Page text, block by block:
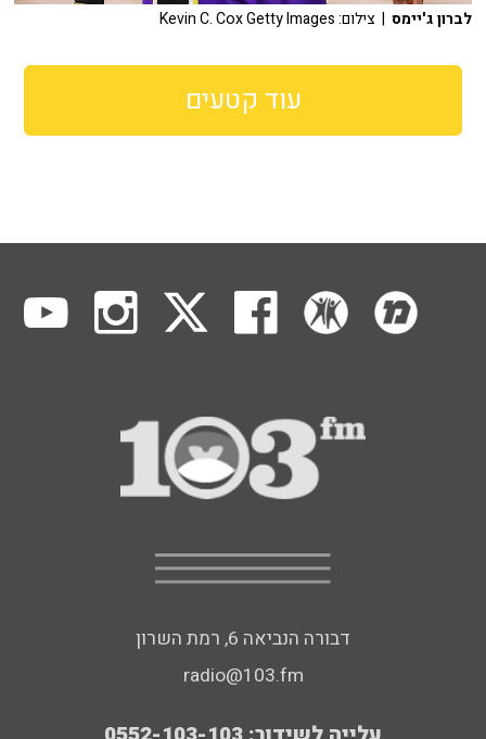
לברון ג'יימס | צילום: Kevin C. Cox Getty Images
עוד קטעים
דבורה הנביאה 6, רמת השרון
radio@103.fm